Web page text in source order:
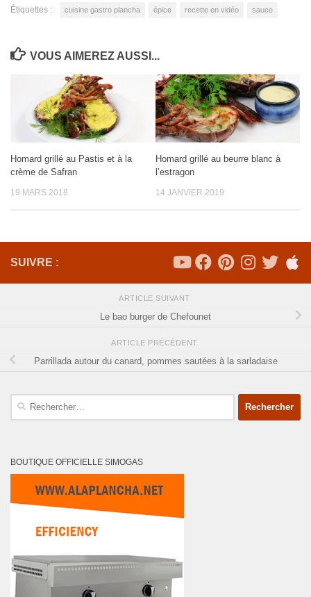
Étiquettes : cuisine gastro plancha épice recette en vidéo sauce
VOUS AIMEREZ AUSSI...
Homard grillé au Pastis et à la
crème de Safran
19 MARS 2018
Homard grillé au beurre blanc à
l’estragon
14 JANVIER 2019
SUIVRE :
ARTICLE SUIVANT
Le bao burger de Chefounet
ARTICLE PRÉCÉDENT
Parrillada autour du canard, pommes sautées à la sarladaise
Rechercher :
BOUTIQUE OFFICIELLE SIMOGAS